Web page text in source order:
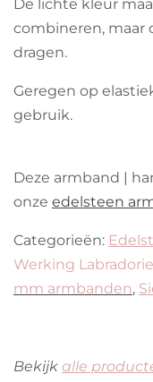
combineren, maar
dragen.
Geregen op
gebruik.
Deze armband |
onze edelsteen
Categorieën:
Werking
mm armbanden,
Bekijk alle